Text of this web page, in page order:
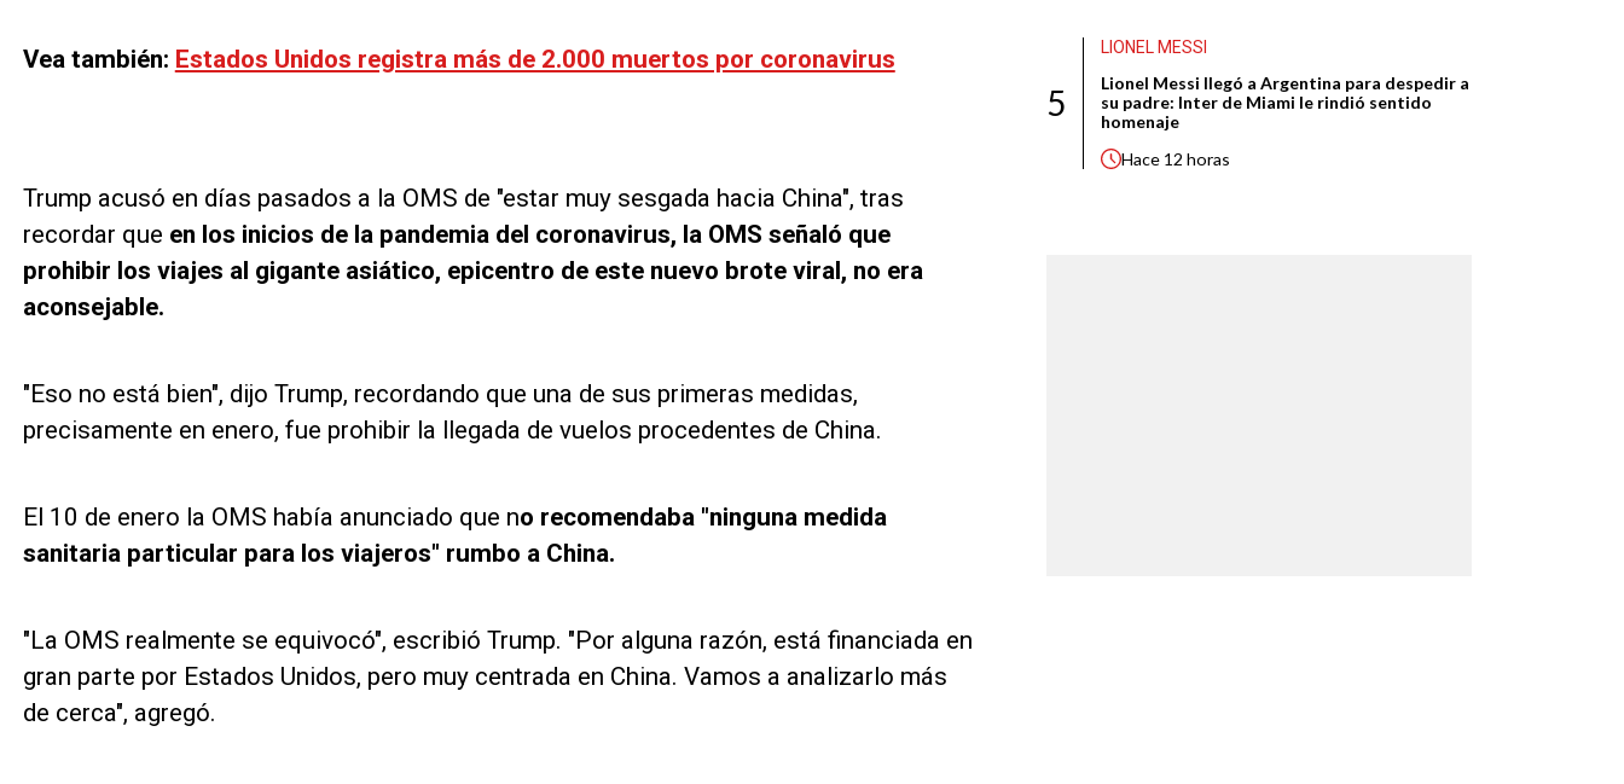
Vea también: Estados Unidos registra más de 2.000 muertos por coronavirus
Trump acusó en días pasados a la OMS de "estar muy sesgada hacia China", tras
recordar que en los inicios de la pandemia del coronavirus, la OMS señaló que
prohibir los viajes al gigante asiático, epicentro de este nuevo brote viral, no era
aconsejable.
"Eso no está bien", dijo Trump, recordando que una de sus primeras medidas,
precisamente en enero, fue prohibir la llegada de vuelos procedentes de China.
El 10 de enero la OMS había anunciado que no recomendaba "ninguna medida
sanitaria particular para los viajeros" rumbo a China.
"La OMS realmente se equivocó", escribió Trump. "Por alguna razón, está financiada en
gran parte por Estados Unidos, pero muy centrada en China. Vamos a analizarlo más
de cerca", agregó.
5
LIONEL MESSI
Lionel Messi llegó a Argentina para despedir a
su padre: Inter de Miami le rindió sentido
homenaje
Hace 12 horas